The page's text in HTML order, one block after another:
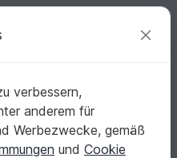
Kostenlos registrieren
Tiere & Pflanzen
verbessern,
anderem für
Werbezwecke, gemäß
und Cookie